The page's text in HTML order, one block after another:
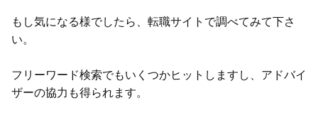
もし気になる様でしたら、転職サイトで調べてみて下さ
い。
フリーワード検索でもいくつかヒットしますし、アドバイ
ザーの協力も得られます。